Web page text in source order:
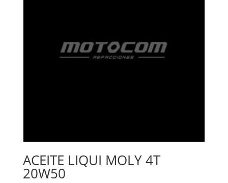
ACEITE LIQUI MOLY 4T
20W50